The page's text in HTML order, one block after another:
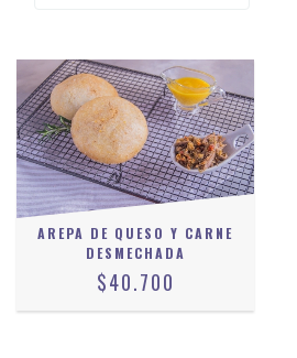
AREPA DE QUESO Y CARNE
DESMECHADA
$40.700